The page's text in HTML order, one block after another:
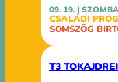
09. 19. |
CSALÁDI
SOMSZÖG
T3